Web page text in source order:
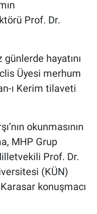
Prof. Dr.
hayatını
Üyesi merhum
ı Kerim tilaveti
okunmasının
MHP Grup
Prof. Dr.
(KÜN)
konuşmacı